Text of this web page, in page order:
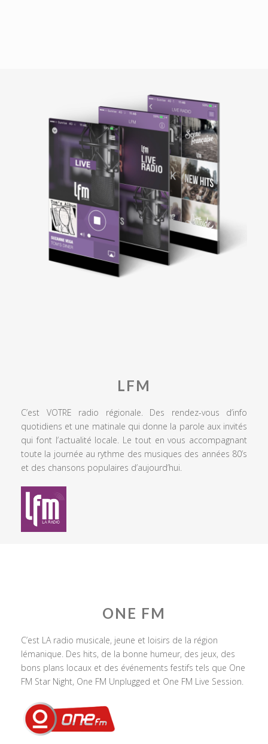
LFM
C’est VOTRE radio régionale. Des rendez-vous d’info
quotidiens et une matinale qui donne la parole aux invités
qui font l’actualité locale. Le tout en vous accompagnant
toute la journée au rythme des musiques des années 80’s
et des chansons populaires d’aujourd’hui.
ONE FM
C’est LA radio musicale, jeune et loisirs de la région
lémanique. Des hits, de la bonne humeur, des jeux, des
bons plans locaux et des événements festifs tels que One
FM Star Night, One FM Unplugged et One FM Live Session.